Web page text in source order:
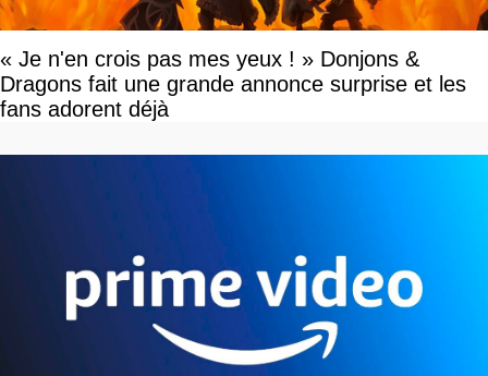
« Je n'en crois pas mes yeux ! » Donjons &
Dragons fait une grande annonce surprise et les
fans adorent déjà